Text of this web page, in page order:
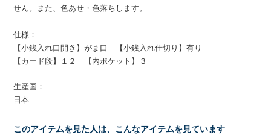
せん。また、色あせ・色落ちします。
仕様：
【小銭入れ口開き】がま口 【小銭入れ仕切り】有り
【カード段】１２ 【内ポケット】３
生産国：
日本
このアイテムを見た人は、こんなアイテムを見ています